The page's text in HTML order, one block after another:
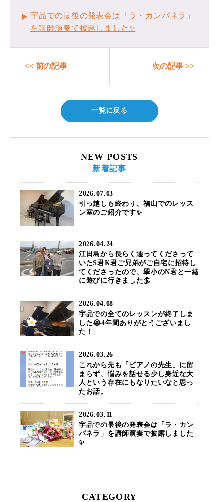
宇品での最後の発表会は「ラ・カンパネラ」
を講師演奏で披露しました✨
<< 前の記事 次の記事 >>
一覧に戻る
NEW POSTS
新着記事
2026.07.03
引っ越しも終わり、福山でのレッス
ン室のご紹介です✨
2026.04.24
江田島から長らく通ってくださって
いたS君K君ご兄弟がご自宅に招待し
てくださったので、翠小のN君と一緒
に遊びに行きました🏄️
2026.04.08
宇品での全てのレッスンが終了しま
した😭4年間ありがとうございまし
た！
2026.03.26
これから先も「ピアノの先生」に留
まらず、悩みを話せる少し身近な大
人という存在にもなりたいなと思っ
たお話。
2026.03.11
宇品での最後の発表会は「ラ・カン
パネラ」を講師演奏で披露しました
✨
CATEGORY